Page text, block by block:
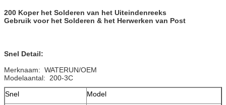
200 Koper het Solderen van het Uiteindenreeks
Gebruik voor het Solderen & het Herwerken van Post
Snel Detail:
Merknaam: WATERUN/OEM
Modelaantal: 200-3C
Snel
Model